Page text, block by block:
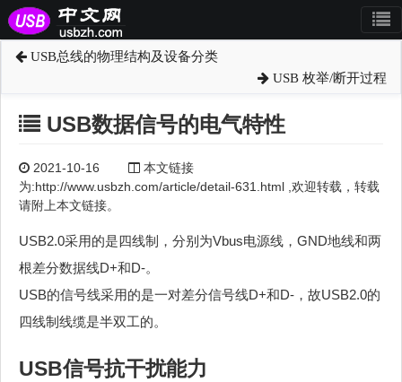
USB总线的物理结构及设备分类
USB 枚举/断开过程
USB数据信号的电气特性
2021-10-16
本文链接
为:http://www.usbzh.com/article/detail-631.html ,欢迎转载，转载
请附上本文链接。
USB2.0采用的是四线制，分别为Vbus电源线，GND地线和两
根差分数据线D+和D-。
USB的信号线采用的是一对差分信号线D+和D-，故USB2.0的
四线制线缆是半双工的。
USB信号抗干扰能力